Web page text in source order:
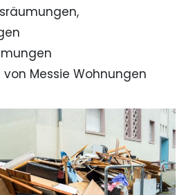
Messie Wohnungen